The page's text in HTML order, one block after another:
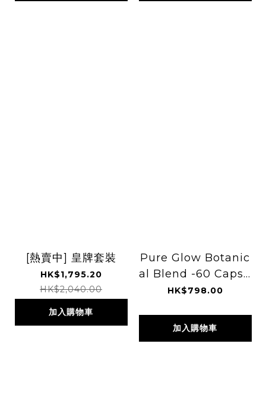
[熱賣中] 皇牌套裝
HK$1,795.20
HK$2,040.00
加入購物車
Pure Glow Botanic
al Blend -60 Capsu
les
HK$798.00
加入購物車